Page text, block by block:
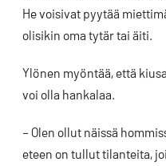
He voisivat pyytää
olisikin oma tytär tai äiti.
Ylönen myöntää, että
voi olla hankalaa.
– Olen ollut näissä
eteen on tullut tilanteita,